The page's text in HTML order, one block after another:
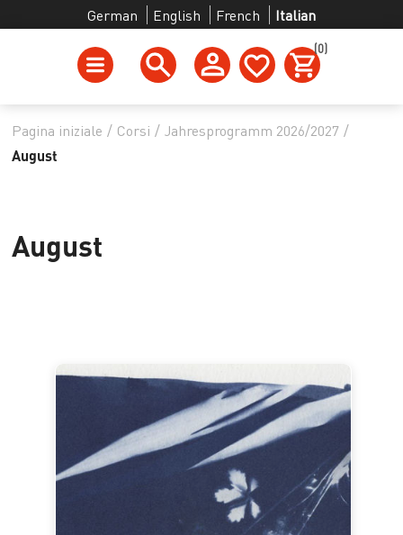
German English French Italian
(0)
Pagina iniziale / Corsi / Jahresprogramm 2026/2027 /
August
August